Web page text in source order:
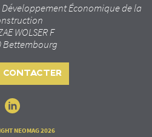
Développement Économique de la
WOLSER F
Bettembourg
CONTACTER
NEOMAG 2026